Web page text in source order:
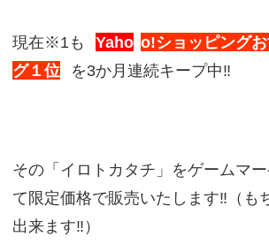
現在※1も Yaho o!ショッピング
グ１位
を3か月連続キープ中‼
その「イロトカタチ」をゲームマ
て限定価格で販売いたします‼（も
出来ます‼）